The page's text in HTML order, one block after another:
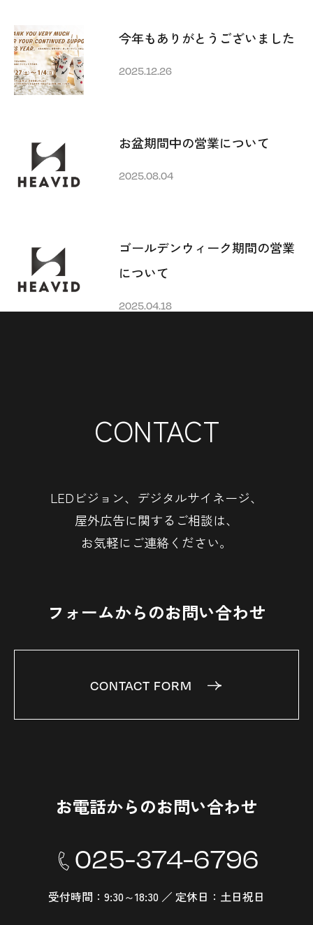
今年もありがとうございました
2025.12.26
お盆期間中の営業について
2025.08.04
ゴールデンウィーク期間の営業
について
2025.04.18
CONTACT
LEDビジョン、デジタルサイネージ、
屋外広告に関するご相談は、
お気軽にご連絡ください。
フォームからのお問い合わせ
CONTACT FORM
お電話からのお問い合わせ
025-374-6796
受付時間：9:30～18:30 ／ 定休日：土日祝日